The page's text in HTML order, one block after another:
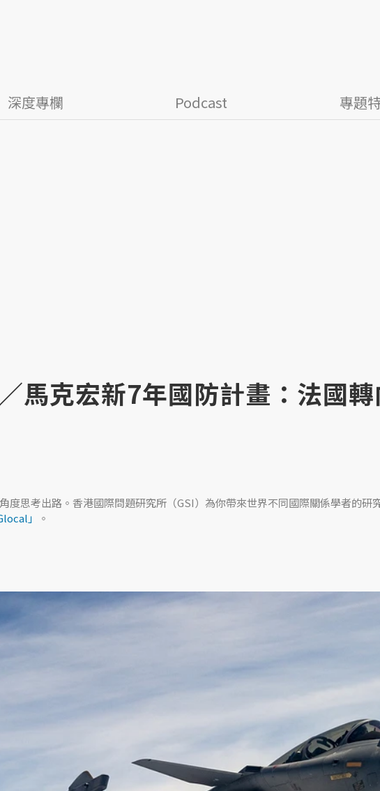
深度專欄 Podcast 專題
馬克宏新7年國防計畫：法國
度思考出路。香港國際問題研究所（GSI）為你帶來世界不同國際關係學者的研
」 。